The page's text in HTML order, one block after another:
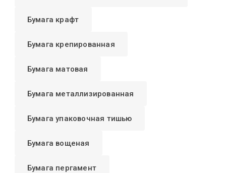
Бумага крафт
Бумага крепированная
Бумага матовая
Бумага металлизированная
Бумага упаковочная тишью
Бумага вощеная
Бумага пергамент